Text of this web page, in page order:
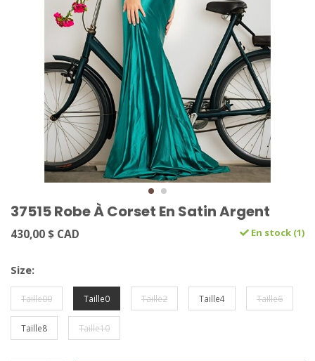
37515 Robe À Corset En Satin Argent
430,00 $ CAD En stock (1)
Size:
Taille00 Taille0 Taille2 Taille4 Taille6
Taille8 Taille10